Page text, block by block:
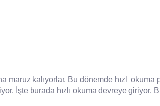
kalıyorlar. Bu dönemde hızlı
İşte burada hızlı okuma devreye giriyor.